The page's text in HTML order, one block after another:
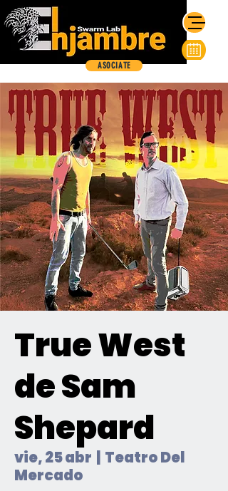
ASOCIATE
True West
de Sam
Shepard
vie, 25 abr
Teatro Del
Mercado